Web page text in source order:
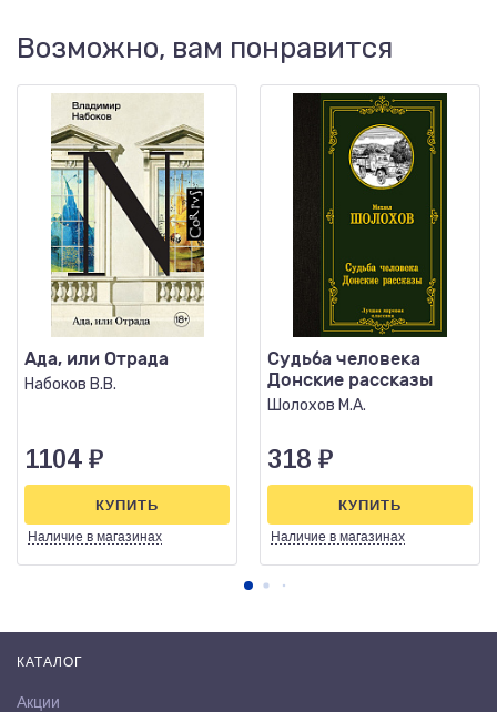
Возможно, вам понравится
Ада, или Отрада
Набоков В.В.
1104 ₽
Наличие в магазинах
КУПИТЬ
Судьба человека
Донские рассказы
Шолохов М.А.
318 ₽
Наличие в магазинах
КУПИТЬ
КАТАЛОГ
Акции